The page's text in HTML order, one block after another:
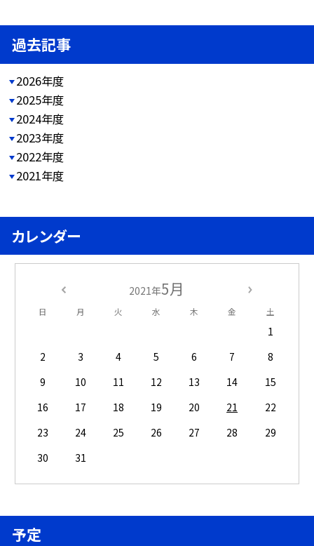
過去記事
2026年度
2025年度
2024年度
2023年度
2022年度
2021年度
カレンダー
2021年5月
日 月 火 水 木 金 土
1
2
3 4 5 6 7
8
9
10 11 12 13 14
15
16
17 18 19 20 21
22
23
24 25 26 27 28
29
30
31
予定